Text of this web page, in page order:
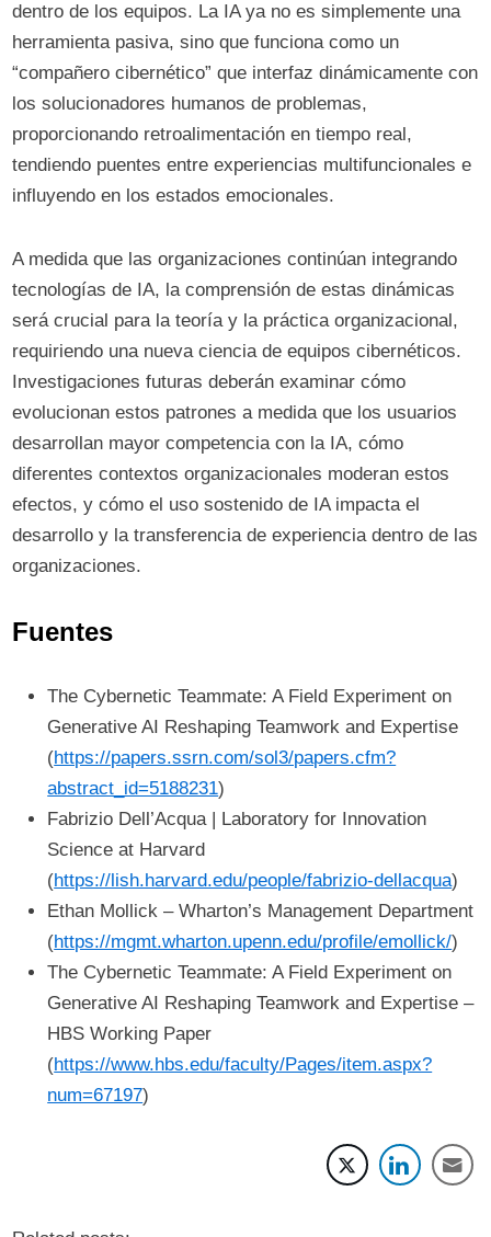
dentro de los equipos. La IA ya no es simplemente una
herramienta pasiva, sino que funciona como un
“compañero cibernético” que interfaz dinámicamente con
los solucionadores humanos de problemas,
proporcionando retroalimentación en tiempo real,
tendiendo puentes entre experiencias multifuncionales e
influyendo en los estados emocionales.
A medida que las organizaciones continúan integrando
tecnologías de IA, la comprensión de estas dinámicas
será crucial para la teoría y la práctica organizacional,
requiriendo una nueva ciencia de equipos cibernéticos.
Investigaciones futuras deberán examinar cómo
evolucionan estos patrones a medida que los usuarios
desarrollan mayor competencia con la IA, cómo
diferentes contextos organizacionales moderan estos
efectos, y cómo el uso sostenido de IA impacta el
desarrollo y la transferencia de experiencia dentro de las
organizaciones.
Fuentes
The Cybernetic Teammate: A Field Experiment on
Generative AI Reshaping Teamwork and Expertise
(https://papers.ssrn.com/sol3/papers.cfm?
abstract_id=5188231)
Fabrizio Dell’Acqua | Laboratory for Innovation
Science at Harvard
(https://lish.harvard.edu/people/fabrizio-dellacqua)
Ethan Mollick – Wharton’s Management Department
(https://mgmt.wharton.upenn.edu/profile/emollick/)
The Cybernetic Teammate: A Field Experiment on
Generative AI Reshaping Teamwork and Expertise –
HBS Working Paper
(https://www.hbs.edu/faculty/Pages/item.aspx?
num=67197)